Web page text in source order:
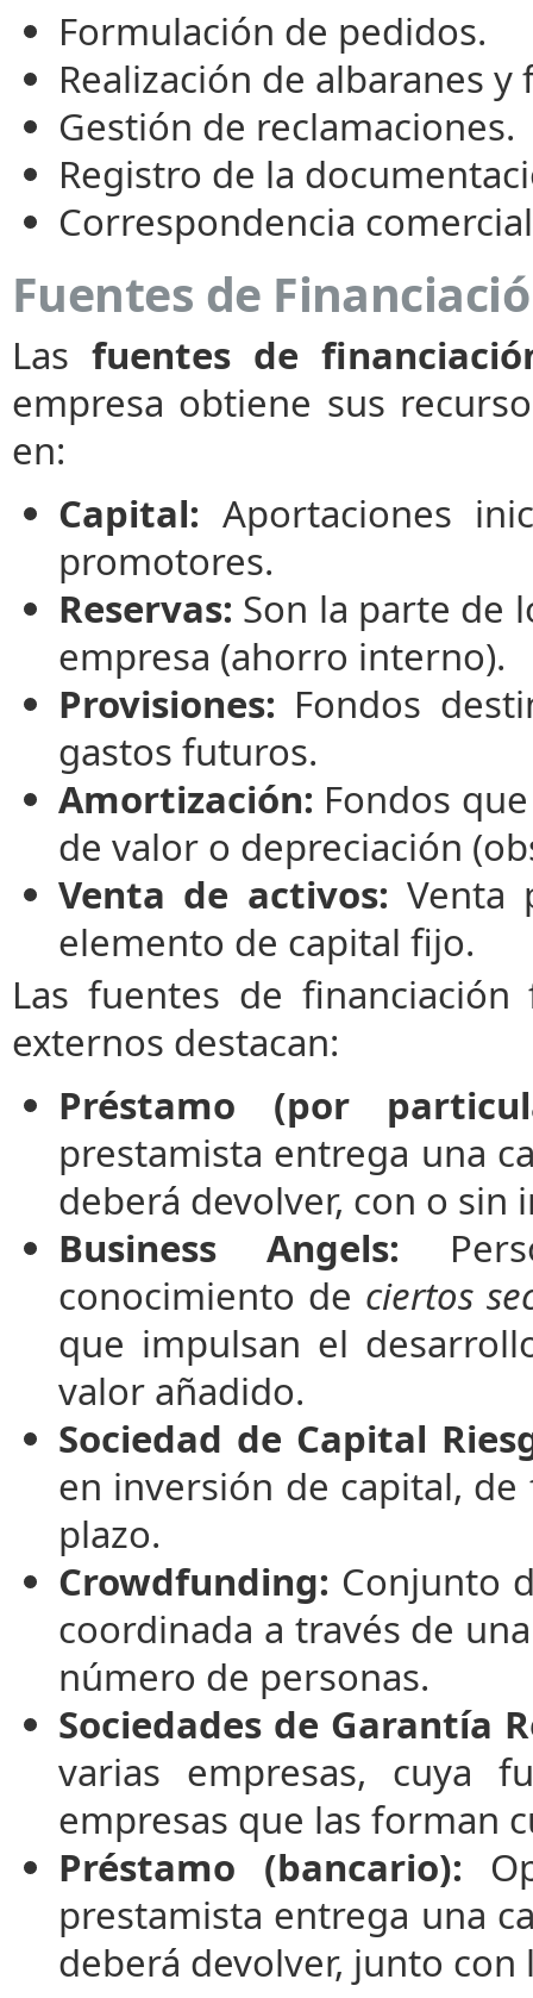
Formulación de pedidos.
Realización de albaranes y
Gestión de reclamaciones.
Registro de la
Correspondencia
Fuentes de
Las fuentes de
empresa obtiene sus
en:
Capital: Aportaciones
promotores.
Reservas: Son la parte de
empresa (ahorro interno).
Provisiones: Fondos
gastos futuros.
Amortización: Fondos
de valor o depreciación
Venta de activos: Venta
elemento de capital fijo.
Las fuentes de
externos destacan:
Préstamo (por
prestamista entrega una
deberá devolver, con o sin
Business Angels:
conocimiento de ciertos
que impulsan el
valor añadido.
Sociedad de Capital
en inversión de capital,
plazo.
Crowdfunding: Conjunto
coordinada a través de
número de personas.
Sociedades de Garantía
varias empresas, cuya
empresas que las forman
Préstamo (bancario):
prestamista entrega una
deberá devolver, junto con